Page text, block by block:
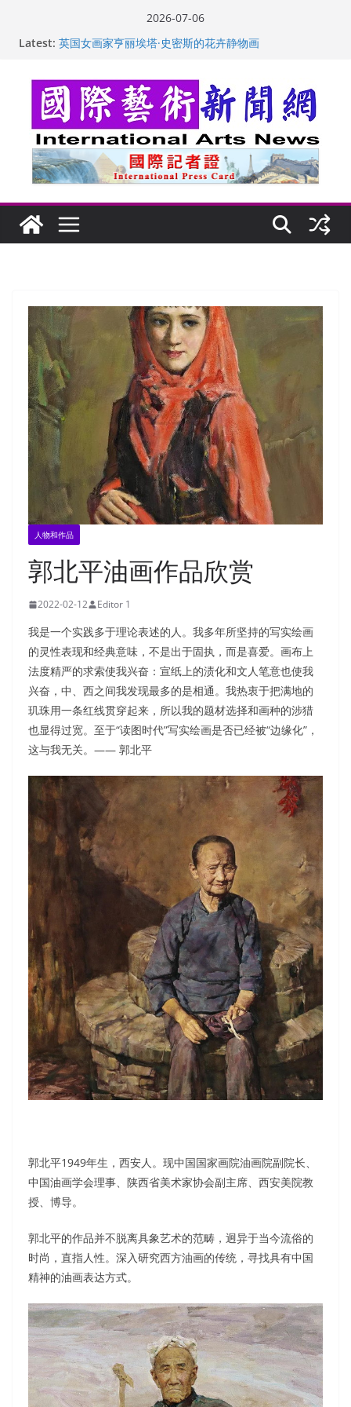
2026-07-06
Latest: “梵心”归处：一场展览 连着攀枝花的千里乡愁
美国人
玛丽安娜·卡拉切娃的绘画：幽默和难以言喻的快乐
苏方 ：“字”得其乐
人物和作品
郭北平油画作品欣赏
2022-02-12 Editor 1
我是一个实践多于理论表述的人。我多年所坚持的写实绘画
的灵性表现和经典意味，不是出于固执，而是喜爱。画布上
法度精严的求索使我兴奋：宣纸上的渍化和文人笔意也使我
兴奋，中、西之间我发现最多的是相通。我热衷于把满地的
玑珠用一条红线贯穿起来，所以我的题材选择和画种的涉猎
也显得过宽。至于“读图时代”写实绘画是否已经被“边缘化”，
这与我无关。—— 郭北平
郭北平1949年生，西安人。现中国国家画院油画院副院长、
中国油画学会理事、陕西省美术家协会副主席、西安美院教
授、博导。
郭北平的作品并不脱离具象艺术的范畴，迥异于当今流俗的
时尚，直指人性。深入研究西方油画的传统，寻找具有中国
精神的油画表达方式。